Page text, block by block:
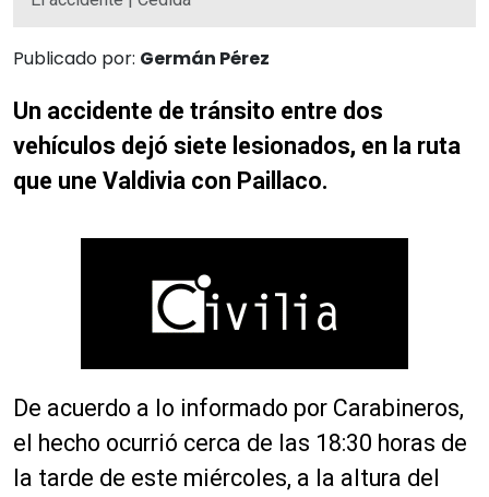
Publicado por: Germán Pérez
Un accidente de tránsito entre dos
vehículos dejó siete lesionados, en la ruta
que une Valdivia con Paillaco.
De acuerdo a lo informado por Carabineros,
el hecho ocurrió cerca de las 18:30 horas de
la tarde de este miércoles, a la altura del